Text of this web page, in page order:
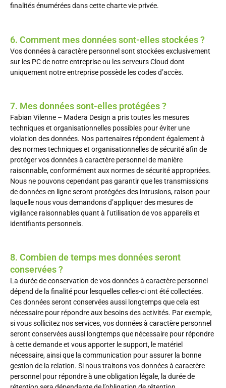
finalités énumérées dans cette charte vie privée.
6. Comment mes données sont-elles stockées ?
Vos données à caractère personnel sont stockées exclusivement
sur les PC de notre entreprise ou les serveurs Cloud dont
uniquement notre entreprise possède les codes d’accès.
7. Mes données sont-elles protégées ?
Fabian Vilenne – Madera Design a pris toutes les mesures
techniques et organisationnelles possibles pour éviter une
violation des données. Nos partenaires répondent également à
des normes techniques et organisationnelles de sécurité afin de
protéger vos données à caractère personnel de manière
raisonnable, conformément aux normes de sécurité appropriées.
Nous ne pouvons cependant pas garantir que les transmissions
de données en ligne seront protégées des intrusions, raison pour
laquelle nous vous demandons d’appliquer des mesures de
vigilance raisonnables quant à l’utilisation de vos appareils et
identifiants personnels.
8. Combien de temps mes données seront
conservées ?
La durée de conservation de vos données à caractère personnel
dépend de la finalité pour lesquelles celles-ci ont été collectées.
Ces données seront conservées aussi longtemps que cela est
nécessaire pour répondre aux besoins des activités. Par exemple,
si vous sollicitez nos services, vos données à caractère personnel
seront conservées aussi longtemps que nécessaire pour répondre
à cette demande et vous apporter le support, le matériel
nécessaire, ainsi que la communication pour assurer la bonne
gestion de la relation. Si nous traitons vos données à caractère
personnel pour répondre à une obligation légale, la durée de